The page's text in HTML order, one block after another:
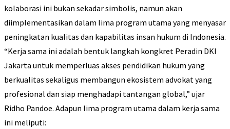
kolaborasi ini bukan sekadar simbolis, namun akan
diimplementasikan dalam lima program utama yang menyasar
peningkatan kualitas dan kapabilitas insan hukum di Indonesia.
“Kerja sama ini adalah bentuk langkah kongkret Peradin DKI
Jakarta untuk memperluas akses pendidikan hukum yang
berkualitas sekaligus membangun ekosistem advokat yang
profesional dan siap menghadapi tantangan global,” ujar
Ridho Pandoe. Adapun lima program utama dalam kerja sama
ini meliputi: